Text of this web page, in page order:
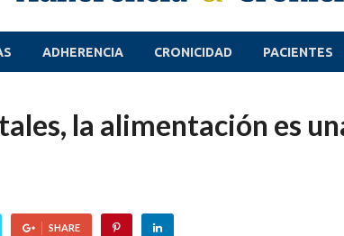
ADHERENCIA CRONICIDAD PACIENTES
la alimentación es
SHARE